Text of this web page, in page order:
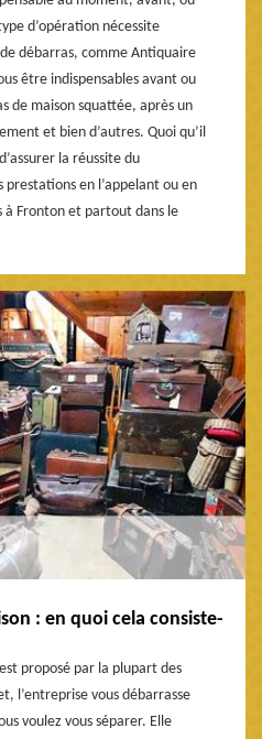
d’opération nécessite
débarras, comme Antiquaire
être indispensables avant ou
de maison squattée, après un
et bien d’autres. Quoi qu’il
la réussite du
prestations en l’appelant ou en
à Fronton et partout dans le
: en quoi cela consiste-
proposé par la plupart des
l’entreprise vous débarrasse
voulez vous séparer. Elle